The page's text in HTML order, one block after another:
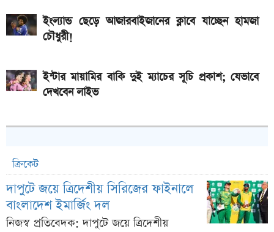
ইংল্যান্ড ছেড়ে আজারবাইজানের ক্লাবে যাচ্ছেন হামজা
চৌধুরী!
ইন্টার মায়ামির বাকি দুই ম্যাচের সূচি প্রকাশ; যেভাবে
দেখবেন লাইভ
ক্রিকেট
দাপুটে জয়ে ত্রিদেশীয় সিরিজের ফাইনালে
বাংলাদেশ ইমার্জিং দল
নিজস্ব প্রতিবেদক: দাপুটে জয়ে ত্রিদেশীয়